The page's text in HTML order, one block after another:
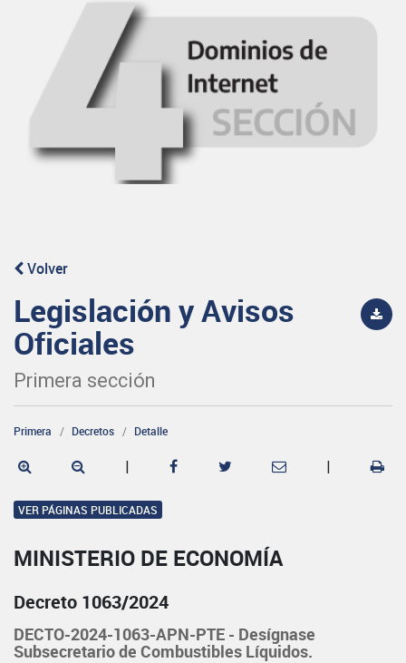
Volver
Legislación y Avisos
Oficiales
Primera sección
Primera Decretos Detalle
| |
VER PÁGINAS PUBLICADAS
MINISTERIO DE ECONOMÍA
Decreto 1063/2024
DECTO-2024-1063-APN-PTE - Desígnase
Subsecretario de Combustibles Líquidos.